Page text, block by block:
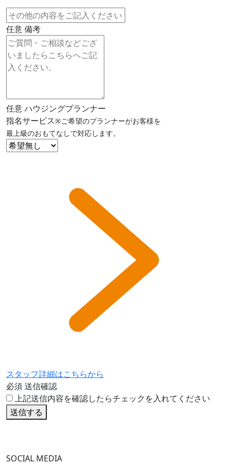
任意備考
任意ハウジングプランナー
指名サービス※ご希望のプランナーがお客様を
最上級のおもてなしで対応します。
スタッフ詳細はこちらから
必須送信確認
上記送信内容を確認したらチェックを入れてください
送信する
SOCIAL MEDIA